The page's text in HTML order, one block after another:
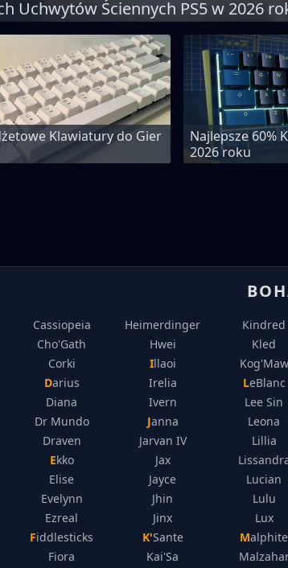
Uchwytów Ściennych PS5 w 2026
Klawiatury do Gier
Najlepsze 60%
2026 roku
Cassiopeia
Cho'Gath
Corki
Darius
Diana
Dr Mundo
Draven
Ekko
Elise
Evelynn
Ezreal
Fiddlesticks
Fiora
Heimerdinger
Hwei
Illaoi
Irelia
Ivern
Janna
Jarvan IV
Jax
Jayce
Jhin
Jinx
K'Sante
Kai'Sa
Kindred
Kled
Kog'Maw
LeBlanc
Lee Sin
Leona
Lillia
Lucian
Lulu
Lux
Malphite